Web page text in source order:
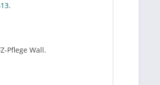
.
Pflege Wall.